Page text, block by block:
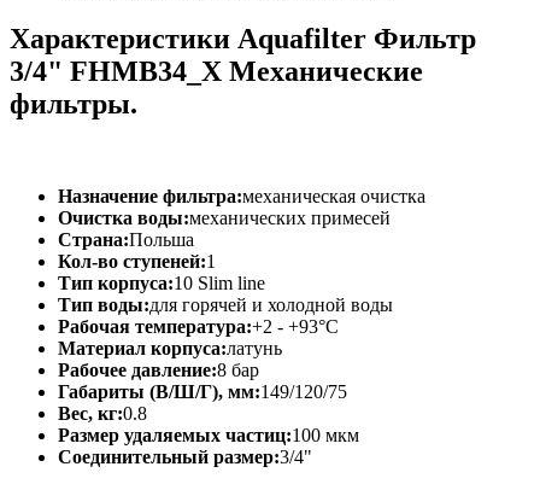
Характеристики Aquafilter Фильтр
3/4" FHMB34_X Механические
фильтры.
Назначение фильтра:механическая очистка
Очистка воды:механических примесей
Страна:Польша
Кол-во ступеней:1
Тип корпуса:10 Slim line
Тип воды:для горячей и холодной воды
Рабочая температура:+2 - +93°C
Материал корпуса:латунь
Рабочее давление:8 бар
Габариты (В/Ш/Г), мм:149/120/75
Вес, кг:0.8
Размер удаляемых частиц:100 мкм
Соединительный размер:3/4"